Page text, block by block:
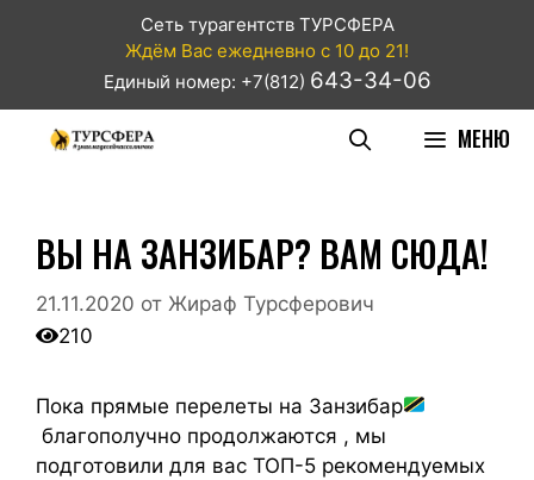
Сеть турагентств ТУРСФЕРА
Ждём Вас ежедневно с 10 до 21!
Единый номер: +7(812) 643-34-06
МЕНЮ
ВЫ НА ЗАНЗИБАР? ВАМ СЮДА!
21.11.2020 от Жираф Турсферович
210
Пока прямые перелеты на Занзибар
благополучно продолжаются , мы
подготовили для вас ТОП-5 рекомендуемых